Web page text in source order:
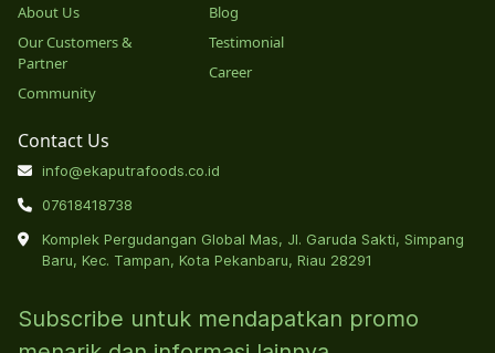
About Us
Our Customers &
Partner
Community
Blog
Testimonial
Career
Contact Us
info@ekaputrafoods.co.id
07618418738
Komplek Pergudangan Global Mas, Jl. Garuda Sakti, Simpang
Baru, Kec. Tampan, Kota Pekanbaru, Riau 28291
Subscribe untuk mendapatkan promo